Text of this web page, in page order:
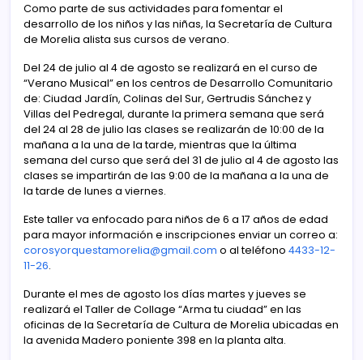
Como parte de sus actividades para fomentar el
desarrollo de los niños y las niñas, la Secretaría de Cultura
de Morelia alista sus cursos de verano.
Del 24 de julio al 4 de agosto se realizará en el curso de
“Verano Musical” en los centros de Desarrollo Comunitario
de: Ciudad Jardín, Colinas del Sur, Gertrudis Sánchez y
Villas del Pedregal, durante la primera semana que será
del 24 al 28 de julio las clases se realizarán de 10:00 de la
mañana a la una de la tarde, mientras que la última
semana del curso que será del 31 de julio al 4 de agosto las
clases se impartirán de las 9:00 de la mañana a la una de
la tarde de lunes a viernes.
Este taller va enfocado para niños de 6 a 17 años de edad
para mayor información e inscripciones enviar un correo a:
corosyorquestamorelia@gmail.com o al teléfono 4433-12-
11-26.
Durante el mes de agosto los días martes y jueves se
realizará el Taller de Collage “Arma tu ciudad” en las
oficinas de la Secretaría de Cultura de Morelia ubicadas en
la avenida Madero poniente 398 en la planta alta.